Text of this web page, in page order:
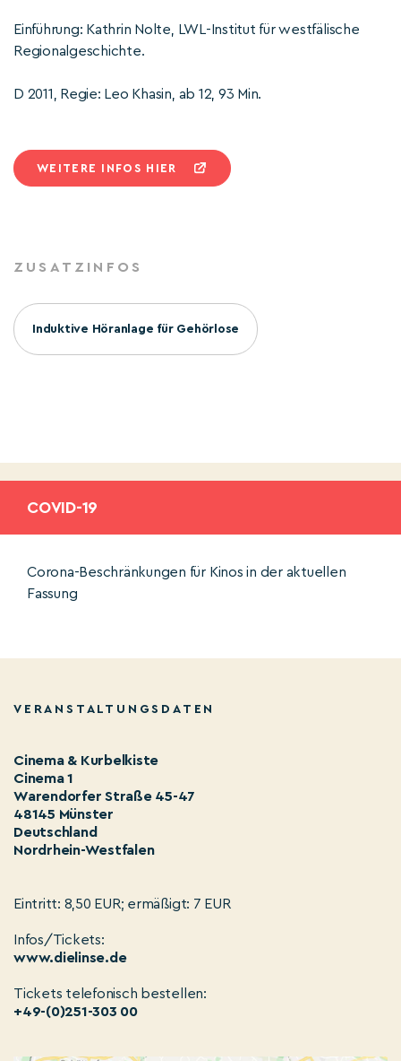
Einführung: Kathrin Nolte, LWL-Institut für westfälische
Regionalgeschichte.
D 2011, Regie: Leo Khasin, ab 12, 93 Min.
WEITERE INFOS HIER
ZUSATZINFOS
Induktive Höranlage für Gehörlose
COVID-19
Corona-Beschränkungen für Kinos in der aktuellen
Fassung
VERANSTALTUNGSDATEN
Cinema & Kurbelkiste
Cinema 1
Warendorfer Straße 45-47
48145 Münster
Deutschland
Nordrhein-Westfalen
Eintritt: 8,50 EUR; ermäßigt: 7 EUR
Infos/Tickets:
www.dielinse.de
Tickets telefonisch bestellen:
+49-(0)251-303 00